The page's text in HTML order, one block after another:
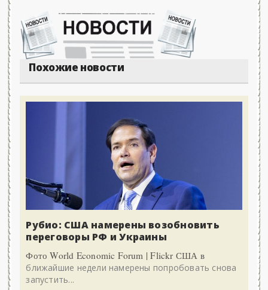
Похожие новости
Рубио: США намерены возобновить
переговоры РФ и Украины
Фото World Economic Forum | Flickr США в
ближайшие недели намерены попробовать снова
запустить...